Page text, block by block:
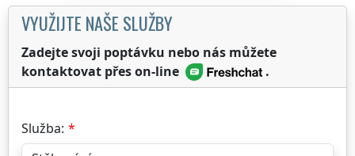
VYUŽIJTE NAŠE SLUŽBY
Zadejte svoji poptávku nebo nás můžete
kontaktovat přes on-line
.
Služba: